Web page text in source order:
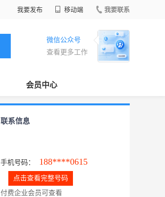
我要发布 移动端 我要联系
微信公众号
查看更多工作
会员中心
联系信息
手机号码： 188****0615
点击查看完整号码
付费企业会员可查看